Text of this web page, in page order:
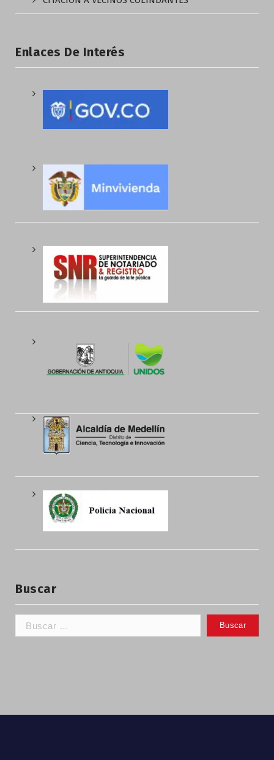
Enlaces De Interés
Buscar